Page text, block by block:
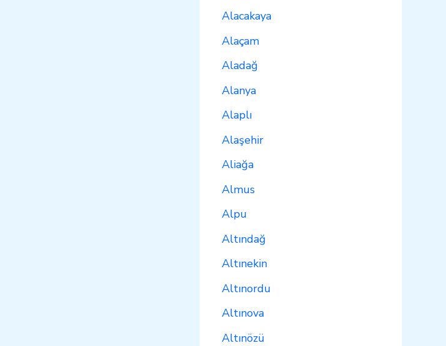
Alacakaya
Alaçam
Aladağ
Alanya
Alaplı
Alaşehir
Aliağa
Almus
Alpu
Altındağ
Altınekin
Altınordu
Altınova
Altınözü